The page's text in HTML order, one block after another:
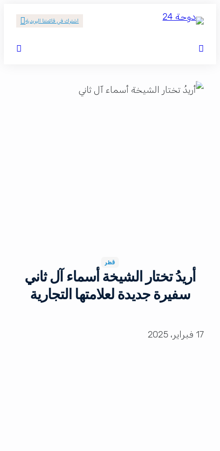
اشترك في قائمتنا البريدية
قطر
أريدُ تختار الشيخة أسماء آل ثاني
سفيرة جديدة لعلامتها التجارية
17 فبراير، 2025